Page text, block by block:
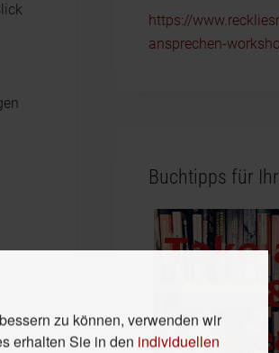
https://
ansprechen-
Buchtipps für
zu können, verwenden wir
erhalten Sie in den individuellen